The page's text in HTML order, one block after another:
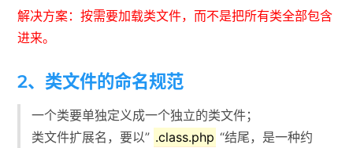
解决方案：按需要加载类文件，而不是把所有类全部包含
进来。
2、类文件的命名规范
一个类要单独定义成一个独立的类文件；
类文件扩展名，要以” .class.php “结尾，是一种约